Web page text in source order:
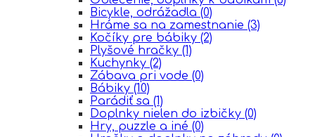
Bicykle, odrážadla (0)
Hráme sa na zamestnanie (3)
Kočíky pre bábiky (2)
Plyšové hračky (1)
Kuchynky (2)
Zábava pri vode (0)
Bábiky (10)
Parádiť sa (1)
Doplnky nielen do izbičky (0)
Hry, puzzle a iné (0)